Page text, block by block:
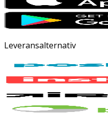
Leveransalternativ